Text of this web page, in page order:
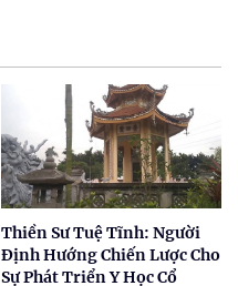
Thiền Sư Tuệ Tĩnh: Người
Định Hướng Chiến Lược Cho
Sự Phát Triển Y Học Cổ